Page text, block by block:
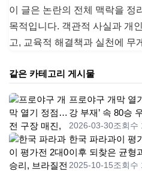
이 글은 논란의 전체 맥락을 정
목적입니다. 객관적 사실과 개
고, 교육적 해결책과 실천에 무
같은 카테고리 게시물
프로야구 개막 열
강 부재’ 속 80승
2026-03-30조회수
한국 파라과이 평
이후 되찾은 균형
2025-10-15조회수